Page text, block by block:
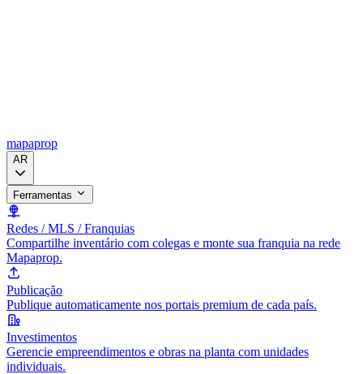
mapaprop
AR
Ferramentas
Redes / MLS / Franquias
Compartilhe inventário com colegas e monte sua franquia na rede
Mapaprop.
Publicação
Publique automaticamente nos portais premium de cada país.
Investimentos
Gerencie empreendimentos e obras na planta com unidades
individuais.